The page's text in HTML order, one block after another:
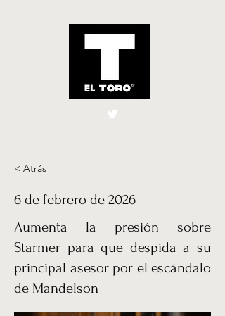
El Toro España
< Atrás
6 de febrero de 2026
Aumenta la presión sobre
Starmer para que despida a su
principal asesor por el escándalo
de Mandelson